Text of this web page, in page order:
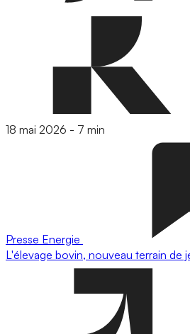
18 mai 2026 - 7 min
Presse Energie
L'élevage bovin, nouveau terrain de